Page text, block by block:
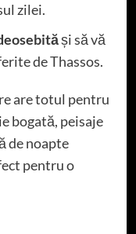
zilei.
și să vă
de Thassos.
are totul pentru
bogată, peisaje
de noapte
pentru o